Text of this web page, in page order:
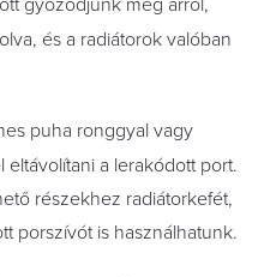
győződjünk meg arról,
és a radiátorok valóban
puha ronggyal vagy
a lerakódott port.
részekhez radiátorkefét,
porszívót is használhatunk.